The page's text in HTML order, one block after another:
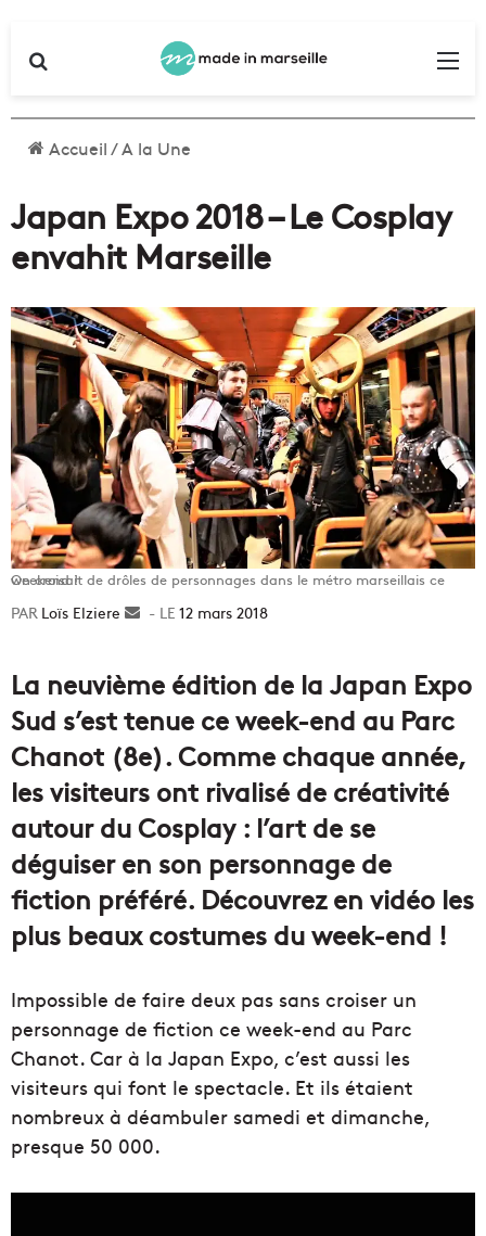
Accueil/A la Une
Japan Expo 2018 – Le Cosplay
envahit Marseille
On croisait de drôles de personnages dans le métro marseillais ce weekend !
Loïs Elziere
Envoyer12 mars 2018
La neuvième édition de la Japan Expo
Sud s’est tenue ce week-end au Parc
Chanot (8e). Comme chaque année,
les visiteurs ont rivalisé de créativité
autour du Cosplay : l’art de se
déguiser en son personnage de
fiction préféré. Découvrez en vidéo les
plus beaux costumes du week-end !
Impossible de faire deux pas sans croiser un
personnage de fiction ce week-end au Parc
Chanot. Car à la Japan Expo, c’est aussi les
visiteurs qui font le spectacle. Et ils étaient
nombreux à déambuler samedi et dimanche,
presque 50 000.